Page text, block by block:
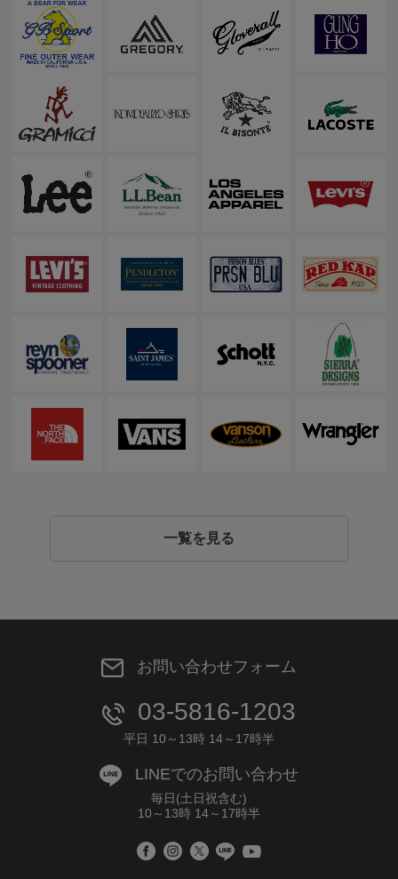
一覧を見る
お問い合わせフォーム
03-5816-1203
平日 10～13時 14～17時半
LINEでのお問い合わせ
毎日(土日祝含む)
10～13時 14～17時半